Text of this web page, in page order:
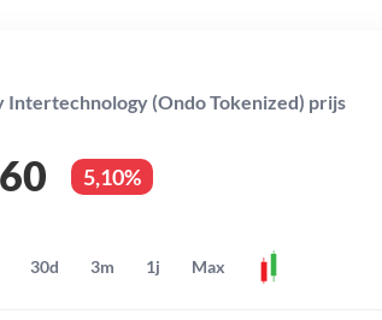
Intertechnology (Ondo Tokenized) prijs
5,10%
30d 3m 1j Max